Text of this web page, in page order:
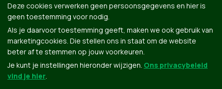
Deze cookies verwerken geen persoonsgegevens en hier is
geen toestemming voor nodig.
Als je daarvoor toestemming geeft, maken we ook gebruik van
marketingcookies. Die stellen ons in staat om de website
beter af te stemmen op jouw voorkeuren.
Je kunt je instellingen hieronder wijzigen. Ons privacybeleid
vind je hier.